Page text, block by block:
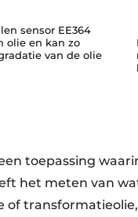
sensor EE364
olie en kan zo
van de olie
toepassing
het meten van
of